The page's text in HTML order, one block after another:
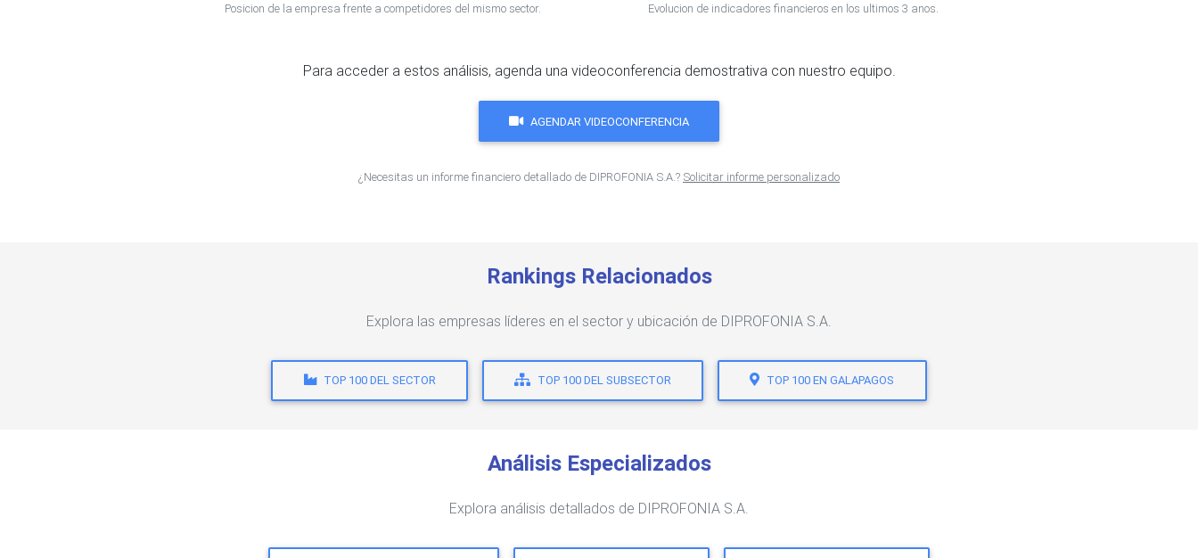
Posicion de la empresa frente a competidores del mismo sector. Evolucion de indicadores financieros en los ultimos 3 anos.
Para acceder a estos análisis, agenda una videoconferencia demostrativa con nuestro equipo.
AGENDAR VIDEOCONFERENCIA
¿Necesitas un informe financiero detallado de DIPROFONIA S.A.? Solicitar informe personalizado
Rankings Relacionados
Explora las empresas líderes en el sector y ubicación de DIPROFONIA S.A.
TOP 100 DEL SECTOR TOP 100 DEL SUBSECTOR TOP 100 EN GALAPAGOS
Análisis Especializados
Explora análisis detallados de DIPROFONIA S.A.